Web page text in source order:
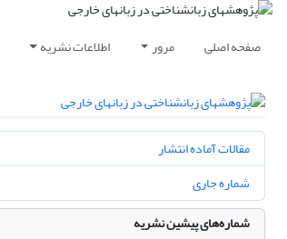
صفحه اصلی مرور اطلاعات نشریه
مقالات آماده انتشار
شماره جاری
شماره‌های پیشین نشریه